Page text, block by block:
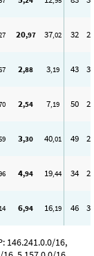
20,97 37,02 32 28
2,88 3,19 43 34
2,54 7,19 50 23
3,30 40,01 49 24
4,94 19,44 34 21
6,94 16,19 46 31
146.241.0.0/16,